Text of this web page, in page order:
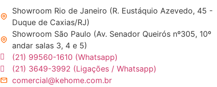
Showroom Rio de Janeiro (R. Eustáquio Azevedo, 45 -
Duque de Caxias/RJ)
Showroom São Paulo (Av. Senador Queirós nº305, 10º
andar salas 3, 4 e 5)
(21) 99560-1610 (Whatsapp)
(21) 3649-3992 (Ligações / Whatsapp)
comercial@kehome.com.br